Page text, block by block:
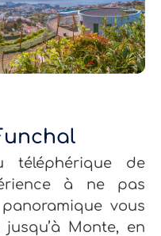
de
à ne pas
vous
Monte, en